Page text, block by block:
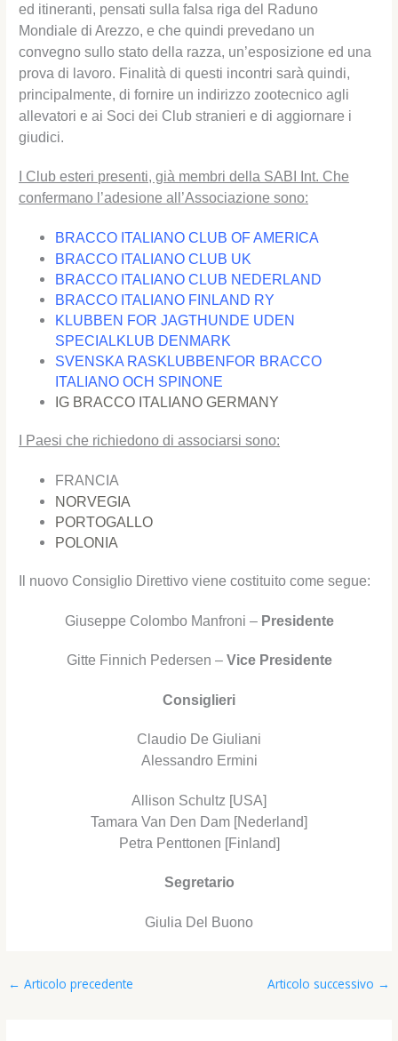
ed itineranti, pensati sulla falsa riga del Raduno
Mondiale di Arezzo, e che quindi prevedano un
convegno sullo stato della razza, un’esposizione ed una
prova di lavoro. Finalità di questi incontri sarà quindi,
principalmente, di fornire un indirizzo zootecnico agli
allevatori e ai Soci dei Club stranieri e di aggiornare i
giudici.
I Club esteri presenti, già membri della SABI Int. Che
confermano l’adesione all’Associazione sono:
BRACCO ITALIANO CLUB OF AMERICA
BRACCO ITALIANO CLUB UK
BRACCO ITALIANO CLUB NEDERLAND
BRACCO ITALIANO FINLAND RY
KLUBBEN FOR JAGTHUNDE UDEN
SPECIALKLUB DENMARK
SVENSKA RASKLUBBENFOR BRACCO
ITALIANO OCH SPINONE
IG BRACCO ITALIANO GERMANY
I Paesi che richiedono di associarsi sono:
FRANCIA
NORVEGIA
PORTOGALLO
POLONIA
Il nuovo Consiglio Direttivo viene costituito come segue:
Giuseppe Colombo Manfroni – Presidente
Gitte Finnich Pedersen – Vice Presidente
Consiglieri
Claudio De Giuliani
Alessandro Ermini
Allison Schultz [USA]
Tamara Van Den Dam [Nederland]
Petra Penttonen [Finland]
Segretario
Giulia Del Buono
← Articolo precedente Articolo successivo →